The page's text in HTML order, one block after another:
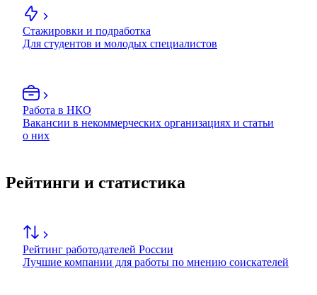
Стажировки и подработка
Для студентов и молодых специалистов
Работа в НКО
Вакансии в некоммерческих организациях и статьи
о них
Рейтинги и статистика
Рейтинг работодателей России
Лучшие компании для работы по мнению соискателей